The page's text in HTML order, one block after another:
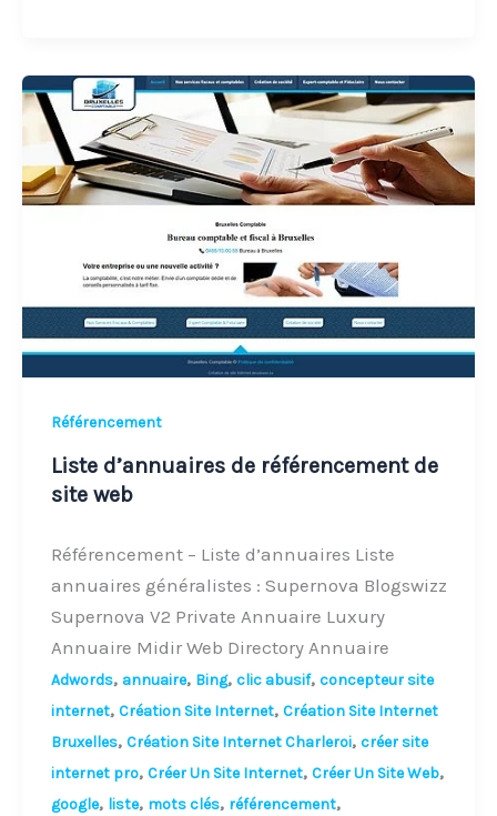
Référencement
Liste d’annuaires de référencement de
site web
Référencement – Liste d’annuaires Liste
annuaires généralistes : Supernova Blogswizz
Supernova V2 Private Annuaire Luxury
Annuaire Midir Web Directory Annuaire
Adwords, annuaire, Bing, clic abusif, concepteur site
internet, Création Site Internet, Création Site Internet
Bruxelles, Création Site Internet Charleroi, créer site
internet pro, Créer Un Site Internet, Créer Un Site Web,
google, liste, mots clés, référencement,
Liste
d’annuaires
de
référencement
web